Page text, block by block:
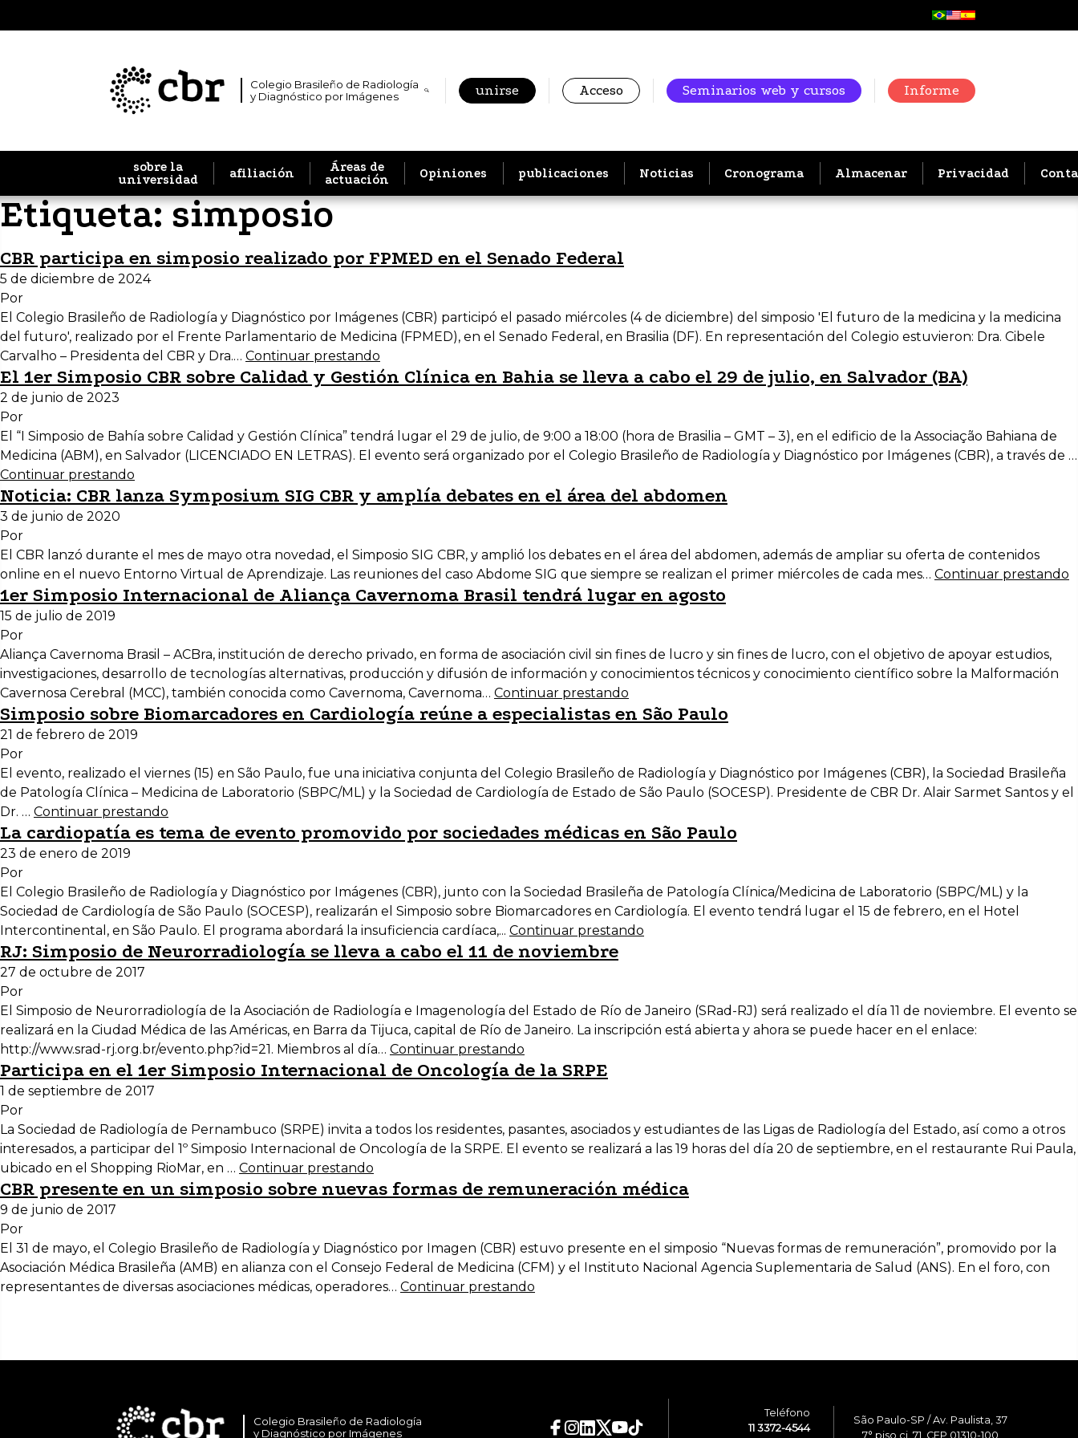
Colegio Brasileño de Radiología
y Diagnóstico por Imágenes
unirse Acceso Seminarios web y cursos Informe
sobre la
universidad
afiliación
Áreas de
actuación
Opiniones publicaciones Noticias Cronograma Almacenar Privacidad
Etiqueta:simposio
CBR participa en simposio realizado por FPMED en el Senado Federal
5 de diciembre de 2024
Por
El Colegio Brasileño de Radiología y Diagnóstico por Imágenes (CBR) participó el pasado miércoles (4 de diciembre) del simposio 'El futuro de la medicina y la medicina
del futuro', realizado por el Frente Parlamentario de Medicina (FPMED), en el Senado Federal, en Brasilia (DF). En representación del Colegio estuvieron: Dra. Cibele
Carvalho – Presidenta del CBR y Dra.… Continuar prestando
El 1er Simposio CBR sobre Calidad y Gestión Clínica en Bahia se lleva a cabo el 29 de julio, en Salvador (BA)
2 de junio de 2023
Por
El “I Simposio de Bahía sobre Calidad y Gestión Clínica” tendrá lugar el 29 de julio, de 9:00 a 18:00 (hora de Brasilia – GMT – 3), en el edificio de la Associação Bahiana de
Medicina (ABM), en Salvador (LICENCIADO EN LETRAS). El evento será organizado por el Colegio Brasileño de Radiología y Diagnóstico por Imágenes (CBR), a través de …
Continuar prestando
Noticia: CBR lanza Symposium SIG CBR y amplía debates en el área del abdomen
3 de junio de 2020
Por
El CBR lanzó durante el mes de mayo otra novedad, el Simposio SIG CBR, y amplió los debates en el área del abdomen, además de ampliar su oferta de contenidos
online en el nuevo Entorno Virtual de Aprendizaje. Las reuniones del caso Abdome SIG que siempre se realizan el primer miércoles de cada mes… Continuar prestando
1er Simposio Internacional de Aliança Cavernoma Brasil tendrá lugar en agosto
15 de julio de 2019
Por
Aliança Cavernoma Brasil – ACBra, institución de derecho privado, en forma de asociación civil sin fines de lucro y sin fines de lucro, con el objetivo de apoyar estudios,
investigaciones, desarrollo de tecnologías alternativas, producción y difusión de información y conocimientos técnicos y conocimiento científico sobre la Malformación
Cavernosa Cerebral (MCC), también conocida como Cavernoma, Cavernoma… Continuar prestando
Simposio sobre Biomarcadores en Cardiología reúne a especialistas en São Paulo
21 de febrero de 2019
Por
El evento, realizado el viernes (15) en São Paulo, fue una iniciativa conjunta del Colegio Brasileño de Radiología y Diagnóstico por Imágenes (CBR), la Sociedad Brasileña
de Patología Clínica – Medicina de Laboratorio (SBPC/ML) y la Sociedad de Cardiología de Estado de São Paulo (SOCESP). Presidente de CBR Dr. Alair Sarmet Santos y el
Dr. … Continuar prestando
La cardiopatía es tema de evento promovido por sociedades médicas en São Paulo
23 de enero de 2019
Por
El Colegio Brasileño de Radiología y Diagnóstico por Imágenes (CBR), junto con la Sociedad Brasileña de Patología Clínica/Medicina de Laboratorio (SBPC/ML) y la
Sociedad de Cardiología de São Paulo (SOCESP), realizarán el Simposio sobre Biomarcadores en Cardiología. El evento tendrá lugar el 15 de febrero, en el Hotel
Intercontinental, en São Paulo. El programa abordará la insuficiencia cardíaca,... Continuar prestando
RJ: Simposio de Neurorradiología se lleva a cabo el 11 de noviembre
27 de octubre de 2017
Por
El Simposio de Neurorradiología de la Asociación de Radiología e Imagenología del Estado de Río de Janeiro (SRad-RJ) será realizado el día 11 de noviembre. El evento se
realizará en la Ciudad Médica de las Américas, en Barra da Tijuca, capital de Río de Janeiro. La inscripción está abierta y ahora se puede hacer en el enlace:
http://www.srad-rj.org.br/evento.php?id=21. Miembros al día… Continuar prestando
Participa en el 1er Simposio Internacional de Oncología de la SRPE
1 de septiembre de 2017
Por
La Sociedad de Radiología de Pernambuco (SRPE) invita a todos los residentes, pasantes, asociados y estudiantes de las Ligas de Radiología del Estado, así como a otros
interesados, a participar del 1º Simposio Internacional de Oncología de la SRPE. El evento se realizará a las 19 horas del día 20 de septiembre, en el restaurante Rui Paula,
ubicado en el Shopping RioMar, en … Continuar prestando
CBR presente en un simposio sobre nuevas formas de remuneración médica
9 de junio de 2017
Por
El 31 de mayo, el Colegio Brasileño de Radiología y Diagnóstico por Imagen (CBR) estuvo presente en el simposio “Nuevas formas de remuneración”, promovido por la
Asociación Médica Brasileña (AMB) en alianza con el Consejo Federal de Medicina (CFM) y el Instituto Nacional Agencia Suplementaria de Salud (ANS). En el foro, con
representantes de diversas asociaciones médicas, operadores… Continuar prestando
Colegio Brasileño de Radiología
y Diagnóstico por Imágenes
Teléfono
11 3372-4544
São Paulo-SP / Av. Paulista, 37
7° piso cj. 71, CEP 01310-100